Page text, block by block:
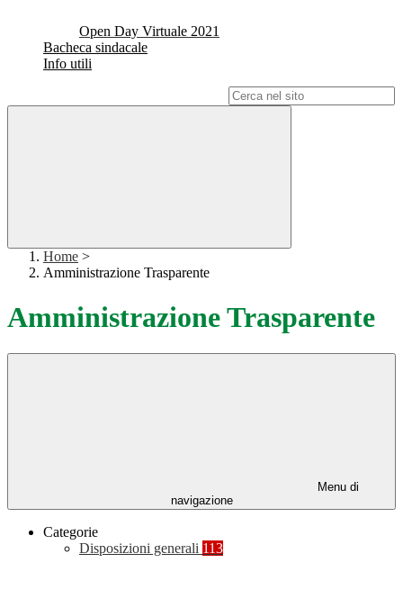
Open Day Virtuale 2021
Bacheca sindacale
Info utili
Home >
Amministrazione Trasparente
Amministrazione Trasparente
Menu di
navigazione
Categorie
Disposizioni generali 113